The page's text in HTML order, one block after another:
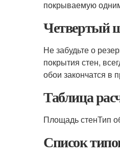
покрываемую
Четвертый
Не забудьте о
покрытия стен,
обои закончатся в
Таблица
Площадь стенТип
Список